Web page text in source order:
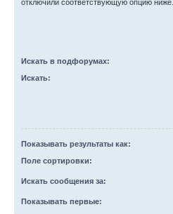
отключили соответствующую опцию ниже.
Искать в подфорумах:
Искать:
Показывать результаты как:
Поле сортировки:
Искать сообщения за:
Показывать первые: